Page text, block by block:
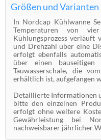
Größen und Varianten
In Nordcap Kühlwanne
Temperaturen von
Kühlungsprozess verläuft
und Drehzahl über eine
erfolgt ebenfalls
über einen
Tauwasserschale, die
erhältlich ist, aufgefangen
Detaillierte Informationen
bitte den einzelnen
erfolgt ohne weitere
Gewährleistung bei
nachweisbarer jährlicher